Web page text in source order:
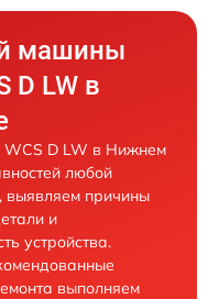
машины
D LW в
WCS D LW в Нижнем
любой
выявляем причины
и
устройства.
выполняем